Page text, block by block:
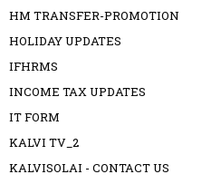
HM TRANSFER-PROMOTION
HOLIDAY UPDATES
IFHRMS
INCOME TAX UPDATES
IT FORM
KALVI TV_2
KALVISOLAI - CONTACT US